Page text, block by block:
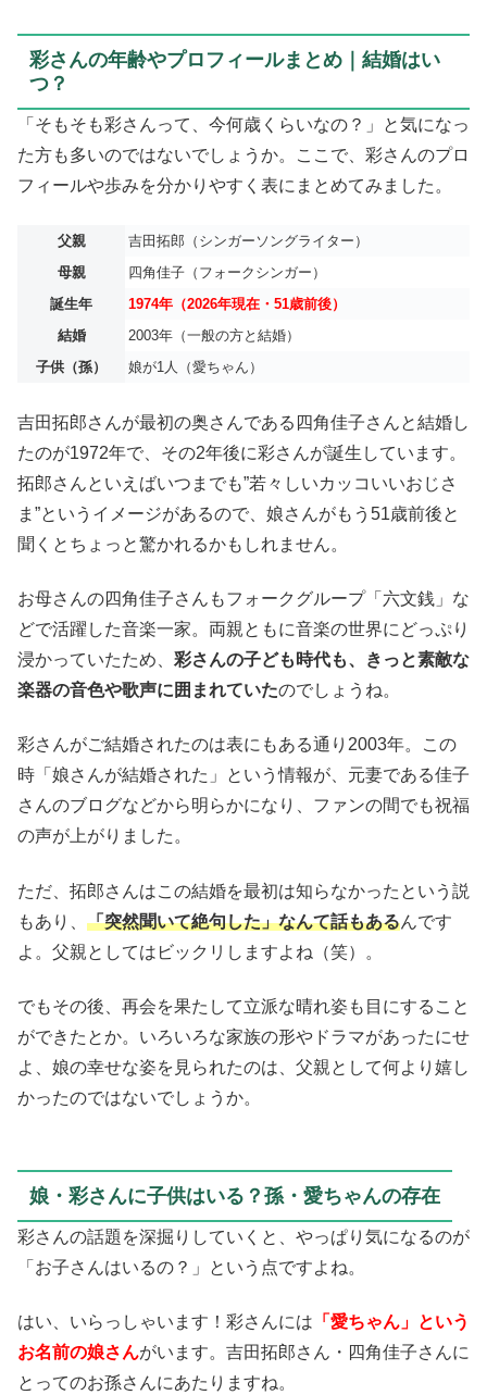
彩さんの年齢やプロフィールまとめ｜結婚はい
つ？
「そもそも彩さんって、今何歳くらいなの？」と気になっ
た方も多いのではないでしょうか。ここで、彩さんのプロ
フィールや歩みを分かりやすく表にまとめてみました。
父親
吉田拓郎（シンガーソングライター）
母親
四角佳子（フォークシンガー）
誕生年
1974年（2026年現在・51歳前後）
結婚
2003年（一般の方と結婚）
子供（孫）
娘が1人（愛ちゃん）
吉田拓郎さんが最初の奥さんである四角佳子さんと結婚し
たのが1972年で、その2年後に彩さんが誕生しています。
拓郎さんといえばいつまでも”若々しいカッコいいおじさ
ま”というイメージがあるので、娘さんがもう51歳前後と
聞くとちょっと驚かれるかもしれません。
お母さんの四角佳子さんもフォークグループ「六文銭」な
どで活躍した音楽一家。両親ともに音楽の世界にどっぷり
浸かっていたため、 彩さんの子ども時代も、きっと素敵な
楽器の音色や歌声に囲まれていたのでしょうね。
彩さんがご結婚されたのは表にもある通り2003年。この
時「娘さんが結婚された」という情報が、元妻である佳子
さんのブログなどから明らかになり、ファンの間でも祝福
の声が上がりました。
ただ、拓郎さんはこの結婚を最初は知らなかったという説
もあり、 「突然聞いて絶句した」なんて話もあるんです
よ。父親としてはビックリしますよね（笑）。
でもその後、再会を果たして立派な晴れ姿も目にすること
ができたとか。いろいろな家族の形やドラマがあったにせ
よ、娘の幸せな姿を見られたのは、父親として何より嬉し
かったのではないでしょうか。
娘・彩さんに子供はいる？孫・愛ちゃんの存在
彩さんの話題を深掘りしていくと、やっぱり気になるのが
「お子さんはいるの？」という点ですよね。
はい、いらっしゃいます！彩さんには 「愛ちゃん」という
お名前の娘さんがいます。吉田拓郎さん・四角佳子さんに
とってのお孫さんにあたりますね。